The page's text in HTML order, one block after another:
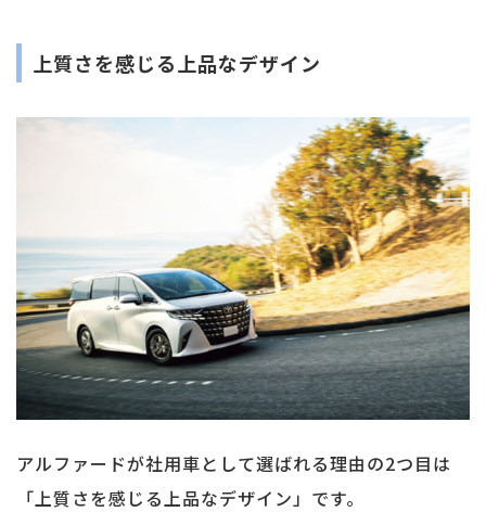
上質さを感じる上品なデザイン
アルファードが社用車として選ばれる理由の2つ目は
「上質さを感じる上品なデザイン」です。